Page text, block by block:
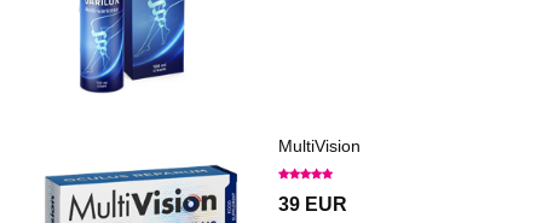
MultiVision
39 EUR